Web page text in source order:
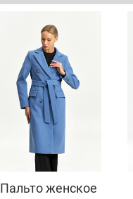
Пальто женское